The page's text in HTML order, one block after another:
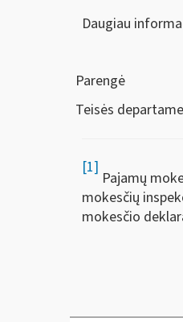
Daugiau
Parengė
Teisės
[1]
Pajamų
mokesčių
mokesčio